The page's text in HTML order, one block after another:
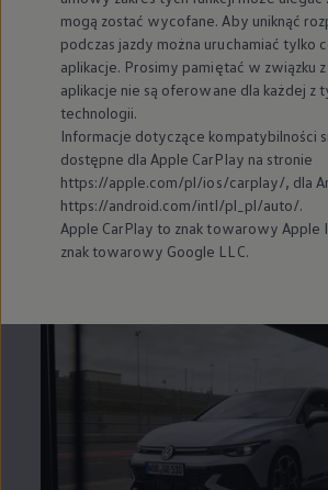
Poznaj
Wszystkie kategorie (13)
13 z 13 elementów
13 z 13 elementów
mogą zostać wycofane. Aby uniknąć
podczas jazdy można uruchamiać tylko
aplikacje. Prosimy pamiętać w związku
aplikacje nie są oferowane dla każdej z
technologii.
Informacje dotyczące kompatybilności
dostępne dla Apple CarPlay na stronie
https://apple.com/pl/ios/carplay/, dla
https://android.com/intl/pl_pl/auto/.
Apple CarPlay to znak towarowy Apple
znak towarowy Google LLC.